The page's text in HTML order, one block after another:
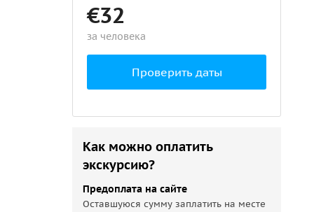
€32
за человека
Проверить даты
Как можно оплатить
экскурсию?
Предоплата на сайте
Оставшуюся сумму заплатить на месте